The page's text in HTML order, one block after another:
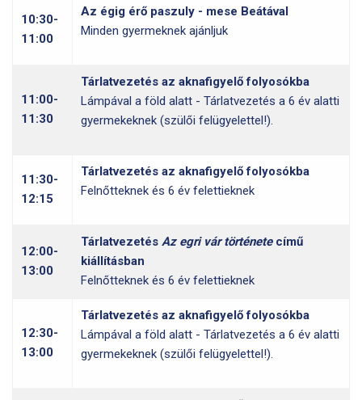
10:30-
11:00
Az égig érő paszuly - mese Beátával
Minden gyermeknek ajánljuk
11:00-
11:30
Tárlatvezetés az aknafigyelő folyosókba
Lámpával a föld alatt - Tárlatvezetés a 6 év alatti
gyermekeknek (szülői felügyelettel!).
11:30-
12:15
Tárlatvezetés az aknafigyelő folyosókba
Felnőtteknek és 6 év felettieknek
12:00-
13:00
Tárlatvezetés Az egri vár története című
kiállításban
Felnőtteknek és 6 év felettieknek
12:30-
13:00
Tárlatvezetés az aknafigyelő folyosókba
Lámpával a föld alatt - Tárlatvezetés a 6 év alatti
gyermekeknek (szülői felügyelettel!).